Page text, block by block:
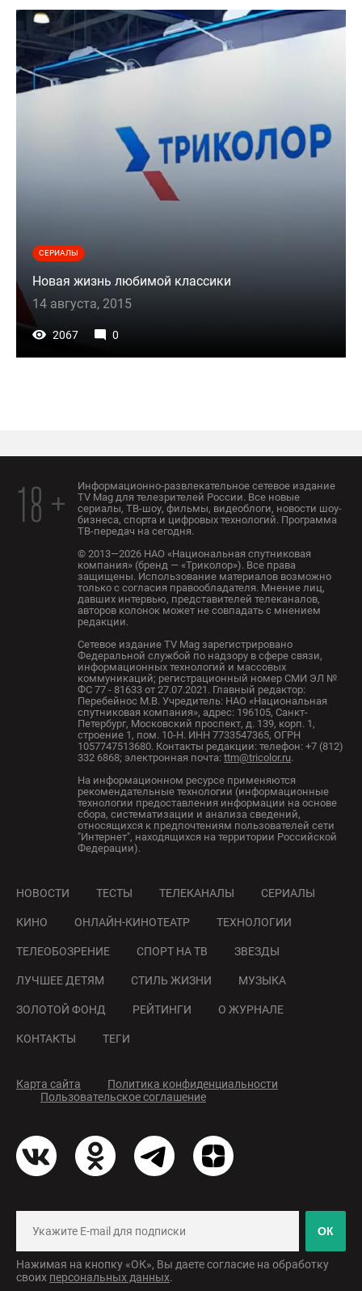
СЕРИАЛЫ
Новая жизнь любимой классики
14 августа, 2015
2067 0
18 +
Информационно-развлекательное сетевое издание
TV Mag для телезрителей России. Все новые
сериалы, ТВ-шоу, фильмы, видеоблоги, новости шоу-
бизнеса, спорта и цифровых технологий. Программа
ТВ-передач на сегодня.
© 2013—2026 НАО «Национальная спутниковая
компания» (бренд — «Триколор»). Все права
защищены. Использование материалов возможно
только с согласия правообладателя. Мнение лиц,
давших интервью, представителей телеканалов,
авторов колонок может не совпадать с мнением
редакции.
Сетевое издание TV Mag зарегистрировано
Федеральной службой по надзору в сфере связи,
информационных технологий и массовых
коммуникаций; регистрационный номер СМИ ЭЛ №
ФС 77 - 81633 от 27.07.2021. Главный редактор:
Перебейнос М.В. Учредитель: НАО «Национальная
спутниковая компания», адрес: 196105, Санкт-
Петербург, Московский проспект, д. 139, корп. 1,
строение 1, пом. 10-Н. ИНН 7733547365, ОГРН
1057747513680. Контакты редакции: телефон: +7 (812)
332 6868; электронная почта: ttm@tricolor.ru.
На информационном ресурсе применяются
рекомендательные технологии (информационные
технологии предоставления информации на основе
сбора, систематизации и анализа сведений,
относящихся к предпочтениям пользователей сети
"Интернет", находящихся на территории Российской
Федерации).
НОВОСТИ ТЕСТЫ ТЕЛЕКАНАЛЫ СЕРИАЛЫ
КИНО ОНЛАЙН-КИНОТЕАТР ТЕХНОЛОГИИ
ТЕЛЕОБОЗРЕНИЕ СПОРТ НА ТВ ЗВЕЗДЫ
ЛУЧШЕЕ ДЕТЯМ СТИЛЬ ЖИЗНИ МУЗЫКА
ЗОЛОТОЙ ФОНД РЕЙТИНГИ О ЖУРНАЛЕ
КОНТАКТЫ ТЕГИ
Карта сайта
Политика конфиденциальности
Пользовательское соглашение
ОК
Нажимая на кнопку «ОК», Вы даете согласие на обработку
своих персональных данных.